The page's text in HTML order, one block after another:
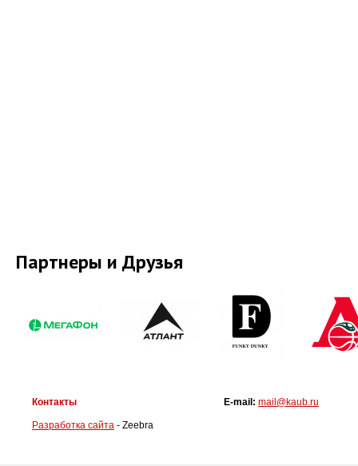
Партнеры и Друзья
Контакты
Разработка сайта - Zeebra
E-mail: mail@kaub.ru